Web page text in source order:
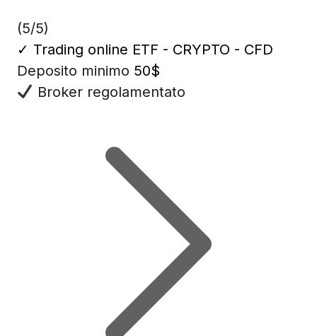
(5/5)
✓ Trading online ETF - CRYPTO - CFD
Deposito minimo 50$
Broker regolamentato